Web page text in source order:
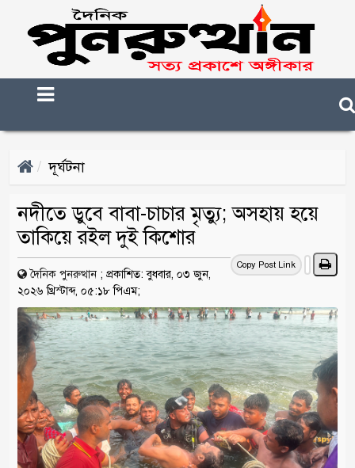
দূর্ঘটনা
নদীতে ডুবে বাবা-চাচার মৃত্যু; অসহায় হয়ে
তাকিয়ে রইল দুই কিশোর
Copy Post Link
দৈনিক পুনরুত্থান ; প্রকাশিত: বুধবার, ০৩ জুন,
২০২৬ খ্রিস্টাব্দ, ০৫:১৮ পিএম;